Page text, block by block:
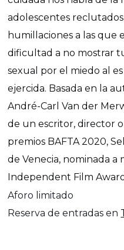
adolescentes
humillaciones a las que
dificultad a no mostrar
sexual por el miedo al
ejercida. Basada en la
André-Carl Van der
de un escritor, director
premios BAFTA 2020,
de Venecia, nominada
Independent Film
Aforo limitado
Reserva de entradas en